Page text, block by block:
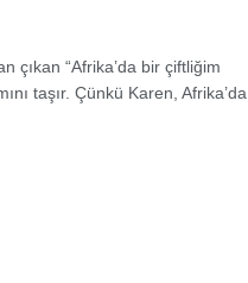
çıkan “Afrika’da bir çiftliğim
taşır. Çünkü Karen, Afrika’da